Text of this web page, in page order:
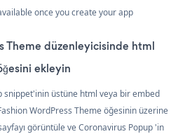
once you create your app
Theme düzenleyicisinde html
ekleyin
snippet'inin üstüne html veya bir embed
WordPress Theme öğesinin üzerine
sayfayı görüntüle ve Coronavirus Popup 'in